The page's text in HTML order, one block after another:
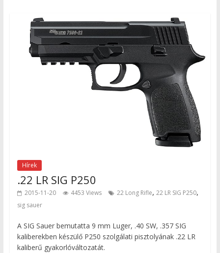
Hírek
.22 LR SIG P250
2015-11-20 4453 Views 22 Long Rifle, 22 LR SIG P250,
sig sauer
A SIG Sauer bemutatta 9 mm Luger, .40 SW, .357 SIG
kaliberekben készülő P250 szolgálati pisztolyának .22 LR
kaliberű gyakorlóváltozatát.